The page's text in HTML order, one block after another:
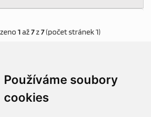
Používáme soubory
cookies
1 až7z7(počet stránek 1)